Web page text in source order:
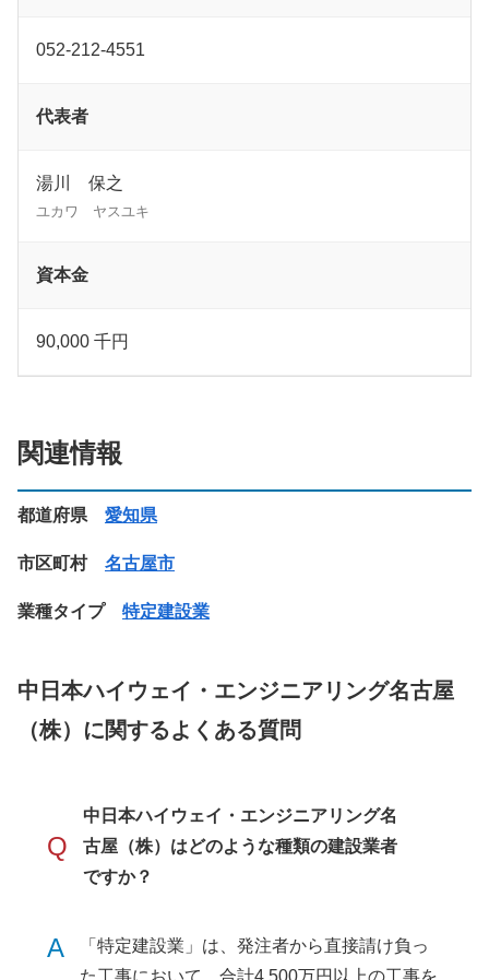
052-212-4551
代表者
湯川 保之
ユカワ ヤスユキ
資本金
90,000 千円
関連情報
都道府県 愛知県
市区町村 名古屋市
業種タイプ 特定建設業
中日本ハイウェイ・エンジニアリング名古屋
（株）に関するよくある質問
Q
中日本ハイウェイ・エンジニアリング名
古屋（株）はどのような種類の建設業者
ですか？
A
「特定建設業」は、発注者から直接請け負っ
た工事において、合計4,500万円以上の工事を